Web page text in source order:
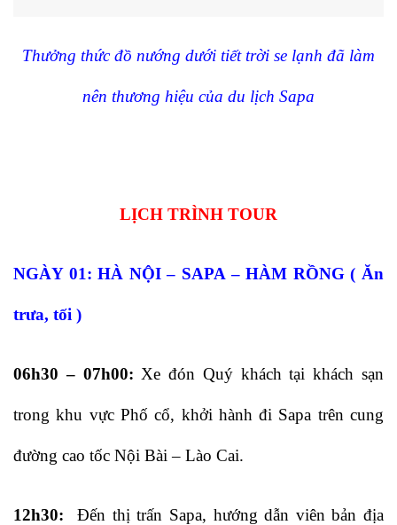
Thưởng thức đồ nướng dưới tiết trời se lạnh đã làm
nên thương hiệu của du lịch Sapa
LỊCH TRÌNH TOUR
NGÀY 01: HÀ NỘI – SAPA – HÀM RỒNG ( Ăn
trưa, tối )
06h30 – 07h00: Xe đón Quý khách tại khách sạn
trong khu vực Phố cổ, khởi hành đi Sapa trên cung
đường cao tốc Nội Bài – Lào Cai.
12h30:Đến thị trấn Sapa, hướng dẫn viên bản địa